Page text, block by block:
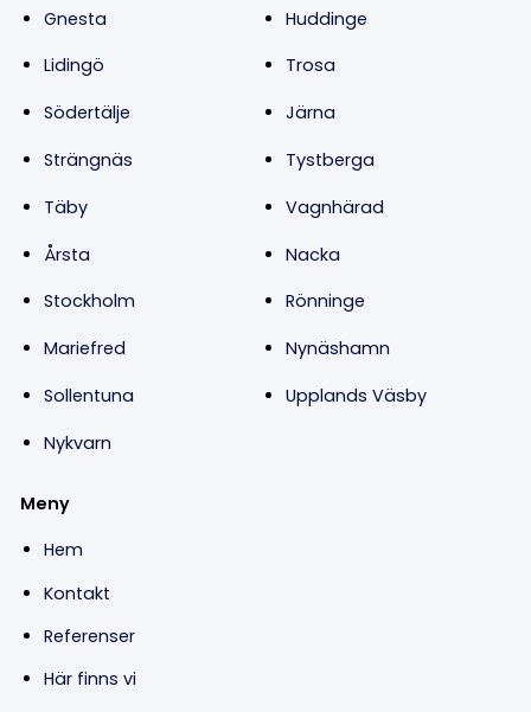
Gnesta
Huddinge
Lidingö
Trosa
Södertälje
Järna
Strängnäs
Tystberga
Täby
Vagnhärad
Årsta
Nacka
Stockholm
Rönninge
Mariefred
Nynäshamn
Sollentuna
Upplands Väsby
Nykvarn
Meny
Hem
Kontakt
Referenser
Här finns vi